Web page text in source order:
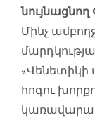
Մինչ
«Վենետիկի
հոգու